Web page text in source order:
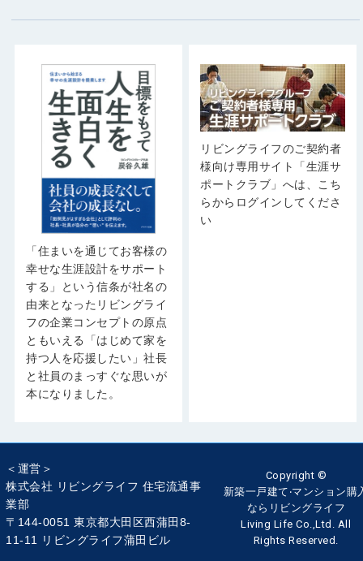
「住まいを通じてお客様の
幸せな生涯設計をサポート
する」という信条が社名の
由来となったリビングライ
フの企業コンセプトの原点
ともいえる「はじめて家を
持つ人を応援したい」社長
と社員のまっすぐな思いが
本になりました。
リビングライフのご契約者
様向け専用サイト「生涯サ
ポートクラブ」へは、こち
らからログインしてくださ
い
＜運営＞
株式会社 リビングライフ 住宅流通事
業部
〒144-0051 東京都大田区西蒲田8-
11-11 リビングライフ蒲田ビル
Copyright ©
新築一戸建て‧マンション購
ならリビングライフ
Living Life Co.,Ltd. All
Rights Reserved.